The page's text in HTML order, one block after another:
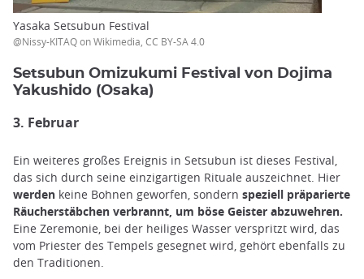
Yasaka Setsubun Festival
@Nissy-KITAQ on Wikimedia, CC BY-SA 4.0
Setsubun Omizukumi Festival von Dojima
Yakushido (Osaka)
3. Februar
Ein weiteres großes Ereignis in Setsubun ist dieses Festival,
das sich durch seine einzigartigen Rituale auszeichnet. Hier
werden keine Bohnen geworfen, sondern speziell präparierte
Räucherstäbchen verbrannt, um böse Geister abzuwehren.
Eine Zeremonie, bei der heiliges Wasser verspritzt wird, das
vom Priester des Tempels gesegnet wird, gehört ebenfalls zu
den Traditionen.